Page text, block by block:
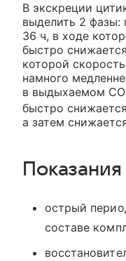
В экскреции
выделить 2 фазы:
36 ч, в ходе
быстро
которой
намного
в выдыхаемом СО
быстро
а затем
Показания
острый
составе